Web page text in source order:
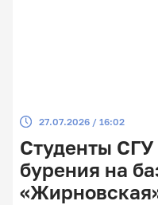
27.07.2026 / 16:02
Студенты
бурения на